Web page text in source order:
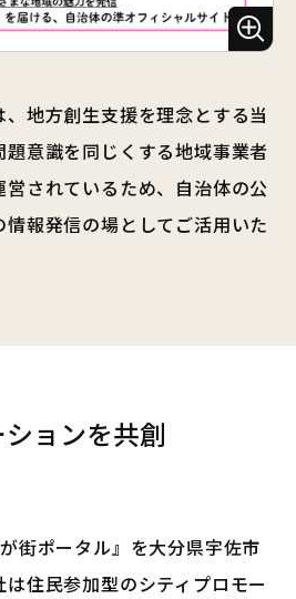
ズ
ー
地方創生支援を理念とする当
意識を同じくする地域事業者
されているため、自治体の公
報発信の場としてご活用いた
ョンを共創
街ポータル』を大分県宇佐市
住民参加型のシティプロモー